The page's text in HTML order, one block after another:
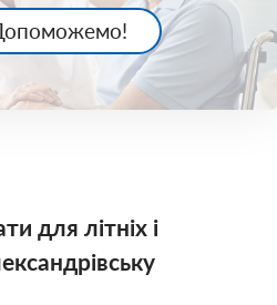
для літніх і